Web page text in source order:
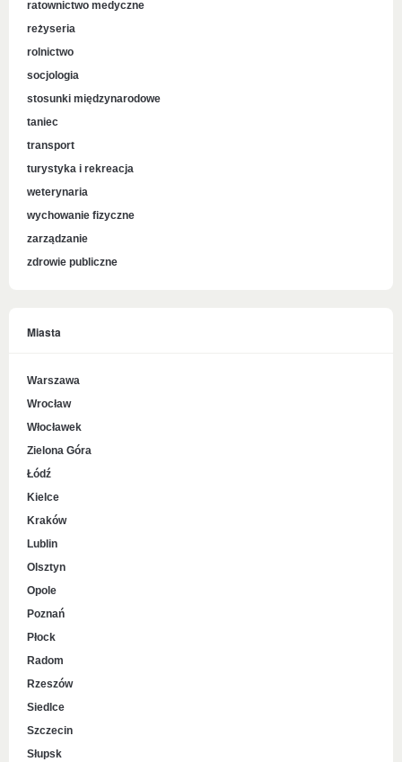
ratownictwo medyczne
reżyseria
rolnictwo
socjologia
stosunki międzynarodowe
taniec
transport
turystyka i rekreacja
weterynaria
wychowanie fizyczne
zarządzanie
zdrowie publiczne
Miasta
Warszawa
Wrocław
Włocławek
Zielona Góra
Łódź
Kielce
Kraków
Lublin
Olsztyn
Opole
Poznań
Płock
Radom
Rzeszów
Siedlce
Szczecin
Słupsk